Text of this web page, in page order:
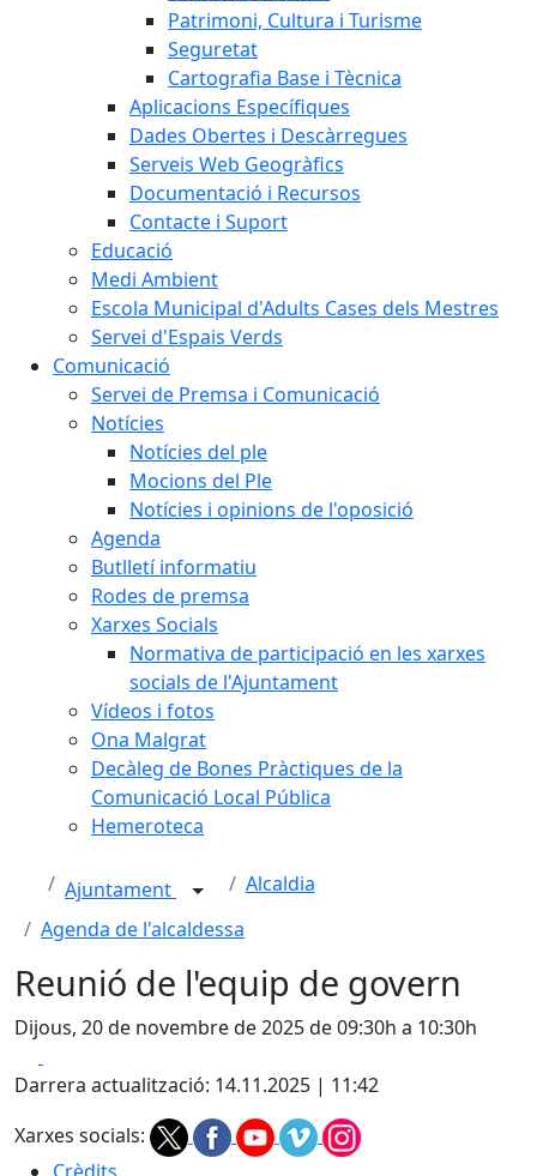
Patrimoni, Cultura i Turisme
Seguretat
Cartografia Base i Tècnica
Aplicacions Específiques
Dades Obertes i Descàrregues
Serveis Web Geogràfics
Documentació i Recursos
Contacte i Suport
Educació
Medi Ambient
Escola Municipal d'Adults Cases dels Mestres
Servei d'Espais Verds
Comunicació
Servei de Premsa i Comunicació
Notícies
Notícies del ple
Mocions del Ple
Notícies i opinions de l'oposició
Agenda
Butlletí informatiu
Rodes de premsa
Xarxes Socials
Normativa de participació en les xarxes
socials de l'Ajuntament
Vídeos i fotos
Ona Malgrat
Decàleg de Bones Pràctiques de la
Comunicació Local Pública
Hemeroteca
Ajuntament
Alcaldia
Agenda de l'alcaldessa
Reunió de l'equip de govern
Dijous, 20 de novembre de 2025 de 09:30h a 10:30h
Darrera actualització: 14.11.2025 | 11:42
Xarxes socials: